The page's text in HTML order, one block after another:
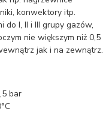
konwektory itp.
I, II i III grupy gazów,
nie większym niż 0,5
jak i na zewnątrz.
bar